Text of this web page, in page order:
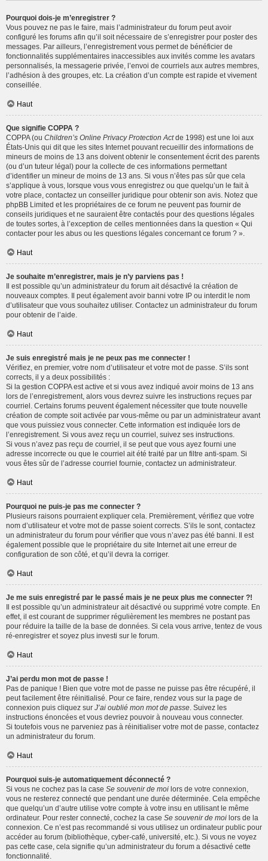
Pourquoi dois-je m’enregistrer ?
Vous pouvez ne pas le faire, mais l’administrateur du forum peut avoir
configuré les forums afin qu’il soit nécessaire de s’enregistrer pour poster des
messages. Par ailleurs, l’enregistrement vous permet de bénéficier de
fonctionnalités supplémentaires inaccessibles aux invités comme les avatars
personnalisés, la messagerie privée, l’envoi de courriels aux autres membres,
l’adhésion à des groupes, etc. La création d’un compte est rapide et vivement
conseillée.
Haut
Que signifie COPPA ?
COPPA (ou Children’s Online Privacy Protection Actde 1998) est une loi aux
États-Unis qui dit que les sites Internet pouvant recueillir des informations de
mineurs de moins de 13 ans doivent obtenir le consentement écrit des parents
(ou d’un tuteur légal) pour la collecte de ces informations permettant
d’identifier un mineur de moins de 13 ans. Si vous n’êtes pas sûr que cela
s’applique à vous, lorsque vous vous enregistrez ou que quelqu’un le fait à
votre place, contactez un conseiller juridique pour obtenir son avis. Notez que
phpBB Limited et les propriétaires de ce forum ne peuvent pas fournir de
conseils juridiques et ne sauraient être contactés pour des questions légales
de toutes sortes, à l’exception de celles mentionnées dans la question « Qui
contacter pour les abus ou les questions légales concernant ce forum ? ».
Haut
Je souhaite m’enregistrer, mais je n’y parviens pas !
Il est possible qu’un administrateur du forum ait désactivé la création de
nouveaux comptes. Il peut également avoir banni votre IP ou interdit le nom
d’utilisateur que vous souhaitez utiliser. Contactez un administrateur du forum
pour obtenir de l’aide.
Haut
Je suis enregistré mais je ne peux pas me connecter !
Vérifiez, en premier, votre nom d’utilisateur et votre mot de passe. S’ils sont
corrects, il y a deux possibilités :
Si la gestion COPPA est active et si vous avez indiqué avoir moins de 13 ans
lors de l’enregistrement, alors vous devrez suivre les instructions reçues par
courriel. Certains forums peuvent également nécessiter que toute nouvelle
création de compte soit activée par vous-même ou par un administrateur avant
que vous puissiez vous connecter. Cette information est indiquée lors de
l’enregistrement. Si vous avez reçu un courriel, suivez ses instructions.
Si vous n’avez pas reçu de courriel, il se peut que vous ayez fourni une
adresse incorrecte ou que le courriel ait été traité par un filtre anti-spam. Si
vous êtes sûr de l’adresse courriel fournie, contactez un administrateur.
Haut
Pourquoi ne puis-je pas me connecter ?
Plusieurs raisons pourraient expliquer cela. Premièrement, vérifiez que votre
nom d’utilisateur et votre mot de passe soient corrects. S’ils le sont, contactez
un administrateur du forum pour vérifier que vous n’avez pas été banni. Il est
également possible que le propriétaire du site Internet ait une erreur de
configuration de son côté, et qu’il devra la corriger.
Haut
Je me suis enregistré par le passé mais je ne peux plus me connecter ?!
Il est possible qu’un administrateur ait désactivé ou supprimé votre compte. En
effet, il est courant de supprimer régulièrement les membres ne postant pas
pour réduire la taille de la base de données. Si cela vous arrive, tentez de vous
ré-enregistrer et soyez plus investi sur le forum.
Haut
J’ai perdu mon mot de passe !
Pas de panique ! Bien que votre mot de passe ne puisse pas être récupéré, il
peut facilement être réinitialisé. Pour ce faire, rendez vous sur la page de
connexion puis cliquez sur J’ai oublié mon mot de passe . Suivez les
instructions énoncées et vous devriez pouvoir à nouveau vous connecter.
Si toutefois vous ne parveniez pas à réinitialiser votre mot de passe, contactez
un administrateur du forum.
Haut
Pourquoi suis-je automatiquement déconnecté ?
Si vous ne cochez pas la case Se souvenir de moi lors de votre connexion,
vous ne resterez connecté que pendant une durée déterminée. Cela empêche
que quelqu’un d’autre utilise votre compte à votre insu en utilisant le même
ordinateur. Pour rester connecté, cochez la case Se souvenir de moi lors de la
connexion. Ce n’est pas recommandé si vous utilisez un ordinateur public pour
accéder au forum (bibliothèque, cyber-café, université, etc.). Si vous ne voyez
pas cette case, cela signifie qu’un administrateur du forum a désactivé cette
fonctionnalité.